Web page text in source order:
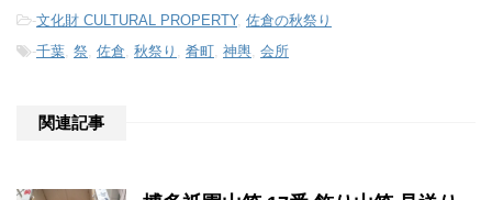
-文化財 CULTURAL PROPERTY, 佐倉の秋祭り
-千葉 祭 佐倉 秋祭り 肴町 神輿 会所
関連記事